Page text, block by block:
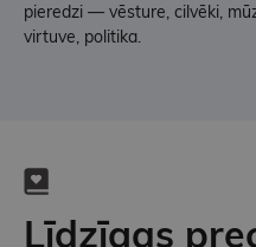
pieredzi — vēsture, cilvēki,
virtuve, politika.
Līdzīgas